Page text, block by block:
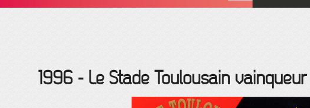
1996 - Le Stade Toulousain